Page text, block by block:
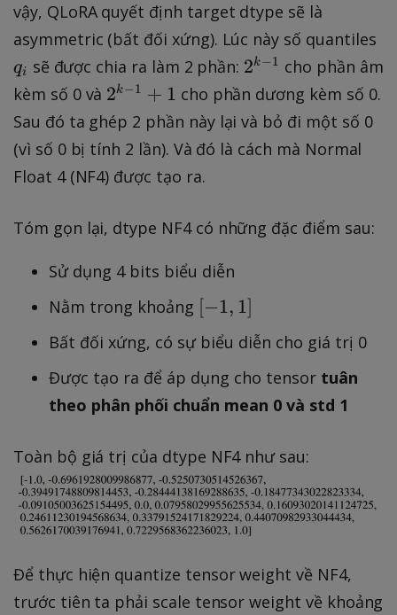
vậy, QLoRA quyết định target dtype sẽ là
asymmetric (bất đối xứng). Lúc này số quantiles
_
qi sẽ được chia ra làm 2 phần: 2
^
{
k
-
2k−1 cho phần âm
kèm số 0 và 2
^
{
k
-
}
1
2k−1 + 1 cho phần dương kèm số 0.
Sau đó ta ghép 2 phần này lại và bỏ đi một số 0
(vì số 0 bị tính 2 lần). Và đó là cách mà Normal
Float 4 (NF4) được tạo ra.
Tóm gọn lại, dtype NF4 có những đặc điểm sau:
Sử dụng 4 bits biểu diễn
Nằm trong khoảng [
1
,
1
[−1, 1]
Bất đối xứng, có sự biểu diễn cho giá trị 0
Được tạo ra để áp dụng cho tensor tuân
theo phân phối chuẩn mean 0 và std 1
Toàn bộ giá trị của dtype NF4 như sau:
Để thực hiện quantize tensor weight về NF4,
trước tiên ta phải scale tensor weight về khoảng